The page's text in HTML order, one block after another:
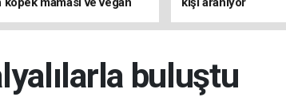
iyi sindirildiğini ortaya
buluştu